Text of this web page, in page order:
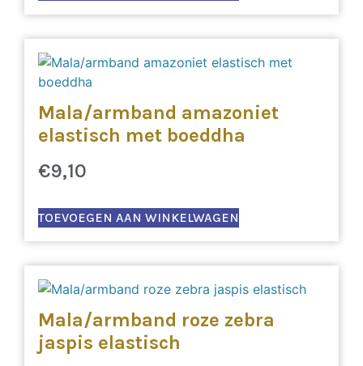
Mala/armband amazoniet
elastisch met boeddha
€9,10
TOEVOEGEN AAN WINKELWAGEN
Mala/armband roze zebra
jaspis elastisch